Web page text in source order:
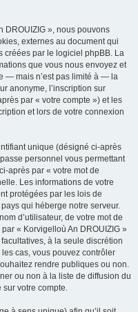
DROUIZIG », nous pouvons
externes au document qui
créées par le logiciel phpBB. La
que vous nous envoyez et
— mais n’est pas limité à — la
anonyme, l’inscription sur
par « votre compte ») et les
et lors de votre connexion
unique (désigné ci-après
personnel vous permettant
après par « votre mot de
Les informations de votre
protégées par les lois de
qui héberge notre serveur.
d’utilisateur, de votre mot de
« Korvigelloù An DROUIZIG »
à la seule discrétion
cas, vous pouvez contrôler
rendre publiques ou non.
ou non à la liste de diffusion du
votre compte.